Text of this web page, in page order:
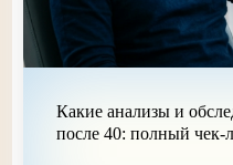
Какие анализы и
после 40: полный